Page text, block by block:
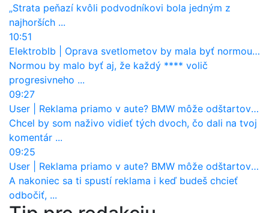
„Strata peňazí kvôli podvodníkovi bola jedným z
najhorších ...
10:51
Elektroblb
Oprava svetlometov by mala byť normou. Jeden nový dnes stojí priemerne 1251 eur!
Normou by malo byť aj, že každý **** volič
progresivneho ...
09:27
User
Reklama priamo v aute? BMW môže odštartovať nový trend
Chcel by som naživo vidieť tých dvoch, čo dali na tvoj
komentár ...
09:25
User
Reklama priamo v aute? BMW môže odštartovať nový trend
A nakoniec sa ti spustí reklama i keď budeš chcieť
odbočiť, ...